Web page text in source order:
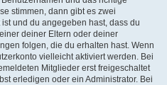
stimmen, dann gibt es zwei
ist und du angegeben hast, dass du
deiner Eltern oder deiner
folgen, die du erhalten hast. Wenn
vielleicht aktiviert werden. Bei
Mitglieder erst freigeschaltet
erledigen oder ein Administrator. Bei